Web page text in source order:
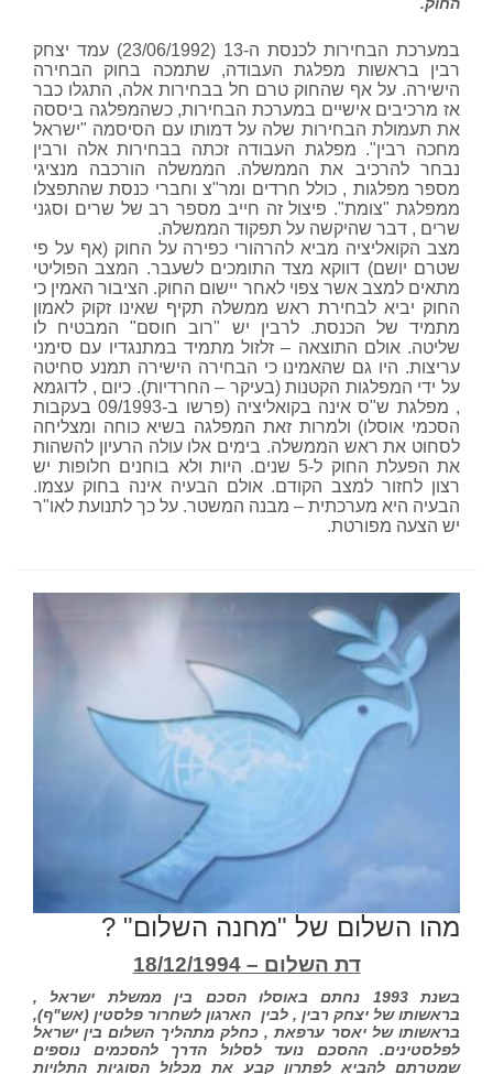
במערכת הבחירות לכנסת ה-13 (23/06/1992) עמד יצחק
רבין בראשות מפלגת העבודה, שתמכה בחוק הבחירה
הישירה. על אף שהחוק טרם חל בבחירות אלה, התגלו כבר
אז מרכיבים אישיים במערכת הבחירות, כשהמפלגה ביססה
את תעמולת הבחירות שלה על דמותו עם הסיסמה "ישראל
מחכה רבין". מפלגת העבודה זכתה בבחירות אלה ורבין
נבחר להרכיב את הממשלה. הממשלה הורכבה מנציגי
מספר מפלגות , כולל חרדים ומר"צ וחברי כנסת שהתפצלו
ממפלגת "צומת". פיצול זה חייב מספר רב של שרים וסגני
שרים , דבר שהיקשה על תפקוד הממשלה.
מצב הקואליציה מביא להרהורי כפירה על החוק (אף על פי
שטרם יושם) דווקא מצד התומכים לשעבר. המצב הפוליטי
מתאים למצב אשר צפוי לאחר יישום החוק. הציבור האמין כי
החוק יביא לבחירת ראש ממשלה תקיף שאינו זקוק לאמון
מתמיד של הכנסת. לרבין יש "רוב חוסם" המבטיח לו
שליטה. אולם התוצאה – זלזול מתמיד במתנגדיו עם סימני
עריצות. היו גם שהאמינו כי הבחירה הישירה תמנע סחיטה
על ידי המפלגות הקטנות (בעיקר – החרדיות). כיום , לדוגמא
, מפלגת ש"ס אינה בקואליציה (פרשו ב-09/1993 בעקבות
הסכמי אוסלו) ולמרות זאת המפלגה בשיא כוחה ומצליחה
לסחוט את ראש הממשלה. בימים אלו עולה הרעיון להשהות
את הפעלת החוק ל-5 שנים. היות ולא בוחנים חלופות יש
רצון לחזור למצב הקודם. אולם הבעיה אינה בחוק עצמו.
הבעיה היא מערכתית – מבנה המשטר. על כך לתנועת לאו"ר
יש הצעה מפורטת.
מהו השלום של "מחנה השלום" ?
דת השלום – 18/12/1994
בשנת 1993 נחתם באוסלו הסכם בין ממשלת ישראל ,
בראשותו של יצחק רבין , לבין הארגון לשחרור פלסטין (אש"ף),
בראשותו של יאסר ערפאת , כחלק מתהליך השלום בין ישראל
לפלסטינים. ההסכם נועד לסלול הדרך להסכמים נוספים
שמטרתם להביא לפתרון קבע את מכלול הסוגיות התלויות